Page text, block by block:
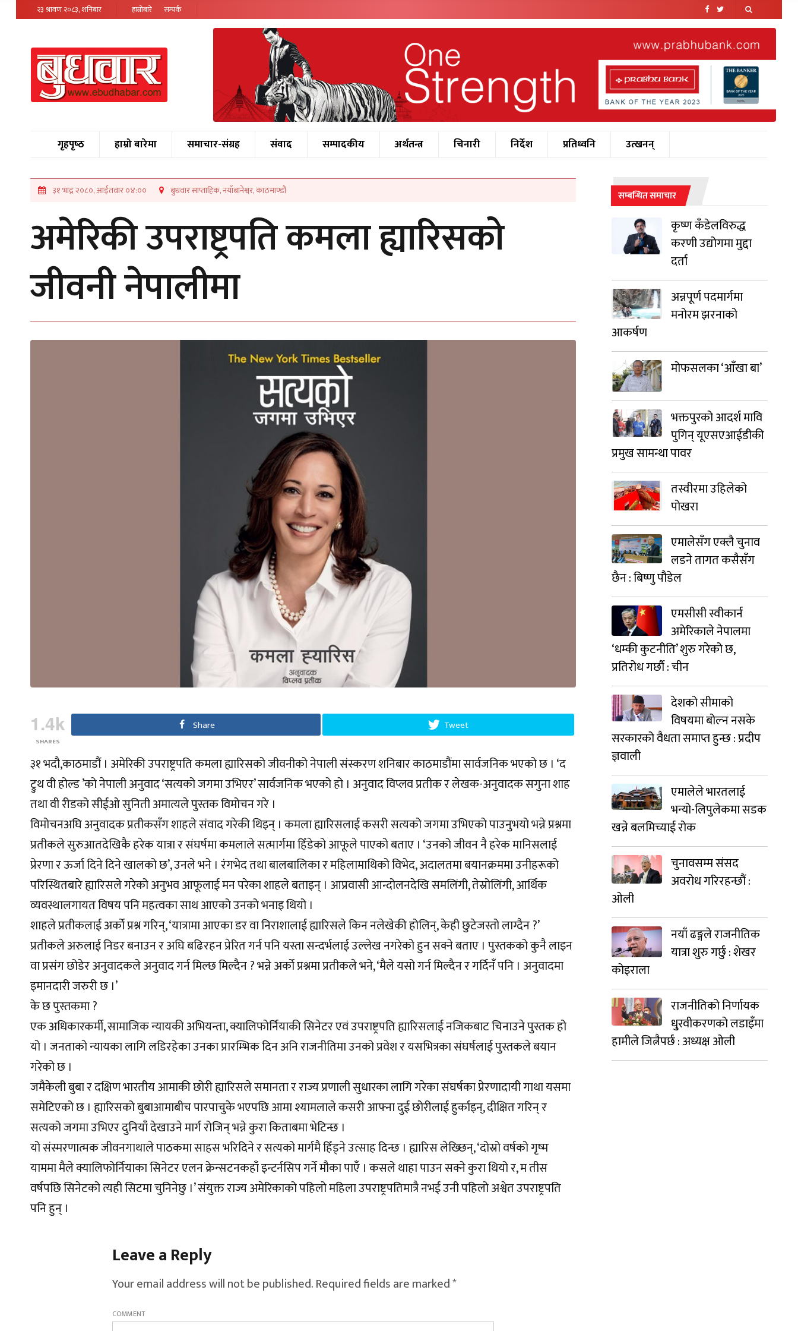
२३ श्रावण २०८३, शनिबार हाम्रोबारे सम्पर्क
गृहपृष्‍ठ हाम्रो बारेमा समाचार-संग्रह संवाद सम्पादकीय अर्थतन्त्र चिनारी निर्देश प्रतिध्वनि उत्खनन्
३१ भाद्र २०८०, आईतवार ०४:०० बुधवार साप्ताहिक, नयाँबानेश्वर, काठमाण्डौं
अमेरिकी उपराष्ट्रपति कमला ह्यारिसको
जीवनी नेपालीमा
1.4k
SHARES
Share Tweet
३१ भदौ,काठमाडौं । अमेरिकी उपराष्ट्रपति कमला ह्यारिसको जीवनीको नेपाली संस्करण शनिबार काठमाडौंमा सार्वजनिक भएको छ । ‘द
ट्रुथ वी होल्ड ’को नेपाली अनुवाद ‘सत्यको जगमा उभिएर’ सार्वजनिक भएको हो । अनुवाद विप्लव प्रतीक र लेखक-अनुवादक सगुना शाह
तथा वी रीडको सीईओ सुनिती अमात्यले पुस्तक विमोचन गरे ।
विमोचनअघि अनुवादक प्रतीकसँग शाहले संवाद गरेकी थिइन् । कमला ह्यारिसलाई कसरी सत्यको जगमा उभिएको पाउनुभयो भन्ने प्रश्नमा
प्रतीकले सुरुआतदेखिकै हरेक यात्रा र संघर्षमा कमलाले सत्मार्गमा हिँडेको आफूले पाएको बताए । ‘उनको जीवन नै हरेक मानिसलाई
प्रेरणा र ऊर्जा दिने दिने खालको छ’, उनले भने । रंगभेद तथा बालबालिका र महिलामाथिको विभेद, अदालतमा बयानक्रममा उनीहरूको
परिस्थितबारे ह्यारिसले गरेको अनुभव आफूलाई मन परेका शाहले बताइन् । आप्रवासी आन्दोलनदेखि समलिंगी, तेस्रोलिंगी, आर्थिक
व्यवस्थालगायत विषय पनि महत्वका साथ आएको उनको भनाइ थियो ।
शाहले प्रतीकलाई अर्को प्रश्न गरिन्, ‘यात्रामा आएका डर वा निराशालाई ह्यारिसले किन नलेखेकी होलिन्, केही छुटेजस्तो लाग्दैन ?’
प्रतीकले अरुलाई निडर बनाउन र अघि बढिरहन प्रेरित गर्न पनि यस्ता सन्दर्भलाई उल्लेख नगरेको हुन सक्ने बताए । पुस्तकको कुनै लाइन
वा प्रसंग छोडेर अनुवादकले अनुवाद गर्न मिल्छ मिल्दैन ? भन्ने अर्को प्रश्नमा प्रतीकले भने, ‘मैले यसो गर्न मिल्दैन र गर्दिनँ पनि । अनुवादमा
इमानदारी जरुरी छ ।’
के छ पुस्तकमा ?
एक अधिकारकर्मी, सामाजिक न्यायकी अभियन्ता, क्यालिफोर्नियाकी सिनेटर एवं उपराष्ट्रपति ह्यारिसलाई नजिकबाट चिनाउने पुस्तक हो
यो । जनताको न्यायका लागि लडिरहेका उनका प्रारम्भिक दिन अनि राजनीतिमा उनको प्रवेश र यसभित्रका संघर्षलाई पुस्तकले बयान
गरेको छ ।
जमैकेली बुबा र दक्षिण भारतीय आमाकी छोरी ह्यारिसले समानता र राज्य प्रणाली सुधारका लागि गरेका संघर्षका प्रेरणादायी गाथा यसमा
समेटिएको छ । ह्यारिसको बुबाआमाबीच पारपाचुके भएपछि आमा श्यामलाले कसरी आफ्ना दुई छोरीलाई हुर्काइन्, दीक्षित गरिन् र
सत्यको जगमा उभिएर दुनियाँ देखाउने मार्ग रोजिन् भन्ने कुरा किताबमा भेटिन्छ ।
यो संस्मरणात्मक जीवनगाथाले पाठकमा साहस भरिदिने र सत्यको मार्गमै हिँड्ने उत्साह दिन्छ । ह्यारिस लेख्छिन्, ‘दोस्रो वर्षको गृष्म
याममा मैले क्यालिफोर्नियाका सिनेटर एलन क्रेन्सटनकहाँ इन्टर्नसिप गर्ने मौका पाएँ । कसले थाहा पाउन सक्ने कुरा थियो र, म तीस
वर्षपछि सिनेटको त्यही सिटमा चुनिनेछु ।’ संयुक्त राज्य अमेरिकाको पहिलो महिला उपराष्ट्रपतिमात्रै नभई उनी पहिलो अश्वेत उपराष्ट्रपति
पनि हुन् ।
Leave a Reply
Your email address will not be published.Required fields are marked*
COMMENT
सम्बन्धित समाचार
कृष्ण कँडेलविरुद्ध
करणी उद्योगमा मुद्दा
दर्ता
अन्नपूर्ण पदमार्गमा
मनोरम झरनाको
आकर्षण
मोफसलका ‘आँखा बा’
भक्तपुरको आदर्श मावि
पुगिन् यूएसएआईडीकी
प्रमुख सामन्था पावर
तस्वीरमा उहिलेको
पोखरा
एमालेसँग एक्लै चुनाव
लडने तागत कसैसँग
छैन : बिष्णु पौडेल
एमसीसी स्वीकार्न
अमेरिकाले नेपालमा
‘धम्की कुटनीति’ शुरु गरेको छ,
प्रतिरोध गर्छौ : चीन
देशको सीमाको
विषयमा बोल्न नसके
सरकारको वैधता समाप्त हुन्छ : प्रदीप
ज्ञवाली
एमालेले भारतलाई
भन्यो-लिपुलेकमा सडक
खन्ने बलमिच्याई रोक
चुनावसम्म संसद
अवरोध गरिरहन्छौं :
ओली
नयाँ ढङ्गले राजनीतिक
यात्रा शुरु गर्छु : शेखर
कोइराला
राजनीतिको निर्णायक
धु्रवीकरणको लडाइँमा
हामीले जित्नैपर्छ : अध्यक्ष ओली